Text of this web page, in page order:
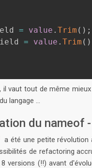
= value . Trim ( ) ;
= value . Trim ( )
vaut tout de même
langage ...
du nameof -
a été une petite révolution
de refactoring
versions (!!) avant